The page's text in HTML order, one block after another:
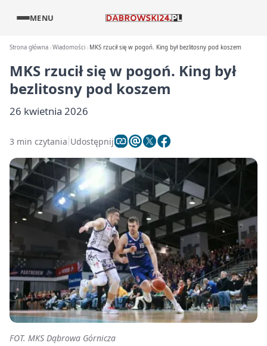
MENU
Strona główna Wiadomości MKS rzucił się w pogoń. King był bezlitosny pod koszem
MKS rzucił się w pogoń. King był
bezlitosny pod koszem
26 kwietnia 2026
3 min czytania Udostępnij
FOT. MKS Dąbrowa Górnicza